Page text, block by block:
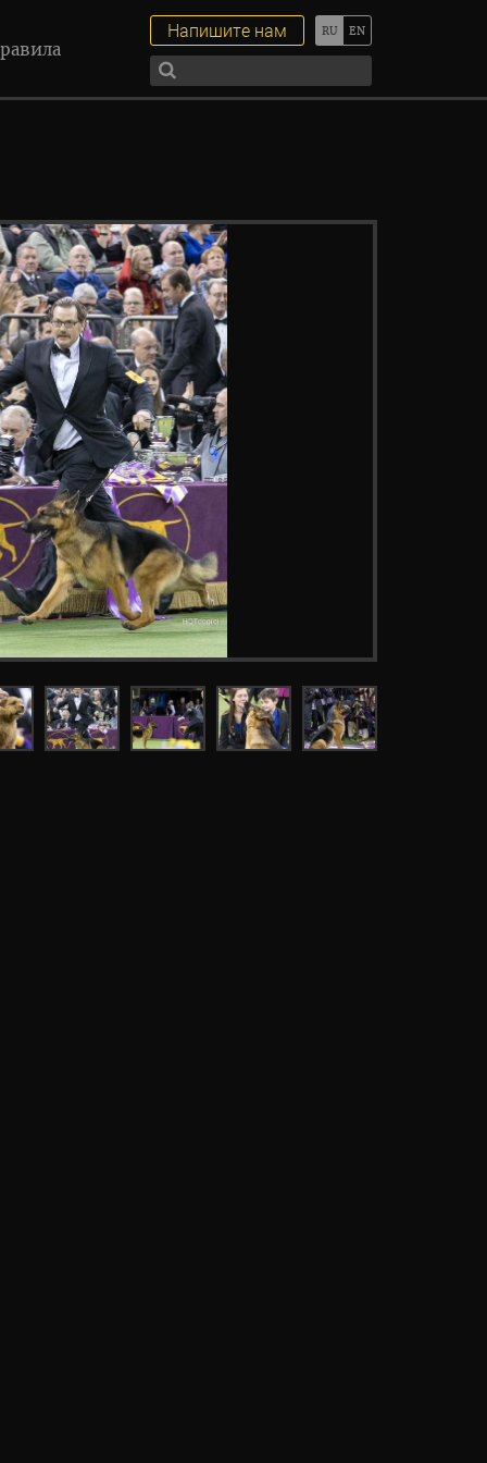
Напишите нам